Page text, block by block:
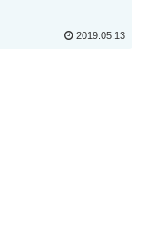
2019.05.13